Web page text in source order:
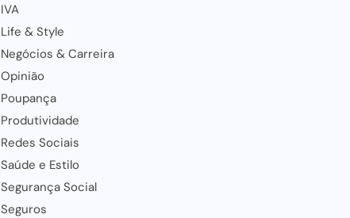
IVA
Life & Style
Negócios & Carreira
Opinião
Poupança
Produtividade
Redes Sociais
Saúde e Estilo
Segurança Social
Seguros